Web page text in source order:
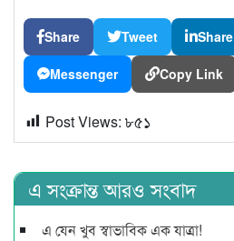
Share Tweet Share
Messenger Copy Link
Post Views: ৮৫১
এ সংক্রান্ত আরও সংবাদ
এ যেন খুব স্বাভাবিক এক যাত্রা!